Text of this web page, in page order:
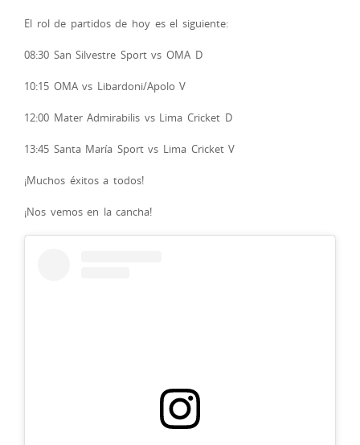
El rol de partidos de hoy es el siguiente:
08:30 San Silvestre Sport vs OMA D
10:15 OMA vs Libardoni/Apolo V
12:00 Mater Admirabilis vs Lima Cricket D
13:45 Santa María Sport vs Lima Cricket V
¡Muchos éxitos a todos!
¡Nos vemos en la cancha!